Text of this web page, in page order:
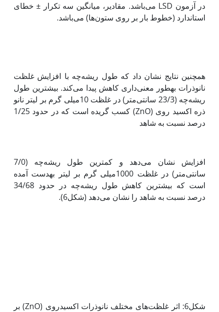
در آزمون LSD می‌باشد. مقادیر، میانگین سه تکرار ± خطای
استاندارد (خطوط بار بر روی ستون‌ها) می‌باشد.
همچنین نتایج نشان داد که طول ریشه‌چه با افزایش غلظت
نانوذرات به‫طور معنی‌داری کاهش پیدا می‌کند. بیشترین طول
ریشه‌چه (23/3 سانتی‌متر) در غلظت 10میلی گرم بر لیتر نانو
ذره اکسید روی (ZnO) کسب گریده است که در حدود 1/25
درصد نسبت به شاهد
افزایش نشان می‌دهد و کمترین طول ریشه‌چه (7/0
سانتی‌متر) در غلظت 1000میلی گرم بر لیتر به‫دست آمده
است که بیشترین کاهش طول ریشه‌چه در حدود 34/68
درصد نسبت به شاهد را نشان می‌دهد (شکل6).
شکل6: اثر غلظت‌های مختلف نانوذرات اکسیدروی (ZnO) بر